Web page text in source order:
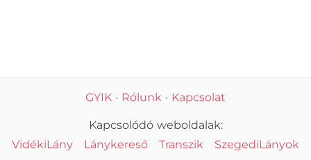
GYIK · Rólunk · Kapcsolat
Kapcsolódó weboldalak:
VidékiLány
Lánykereső Transzik SzegediLányok